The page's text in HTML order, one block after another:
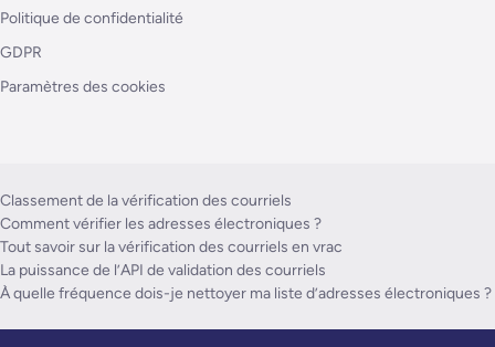
Politique de confidentialité
GDPR
Paramètres des cookies
Classement de la vérification des courriels
Comment vérifier les adresses électroniques ?
Tout savoir sur la vérification des courriels en vrac
La puissance de l’API de validation des courriels
À quelle fréquence dois-je nettoyer ma liste d’adresses électroniques ?